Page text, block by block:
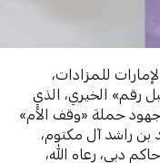
للمزادات،
رقم» الخيري، الذي
مارس 2024، لدعم جهود حملة «وقف الأم»
راشد آل مكتوم،
دبي، رعاه الله،